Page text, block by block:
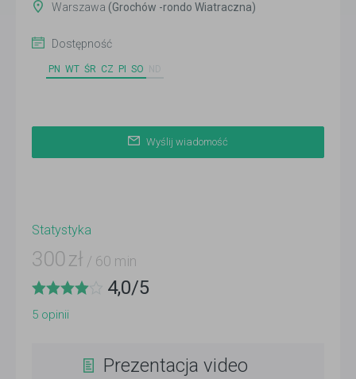
Warszawa (Grochów -rondo Wiatraczna)
Dostępność
PN WT ŚR CZ PI SO
Wyślij wiadomość
Statystyka
300 zł / 60 min
4,0/5
5 opinii
Prezentacja video